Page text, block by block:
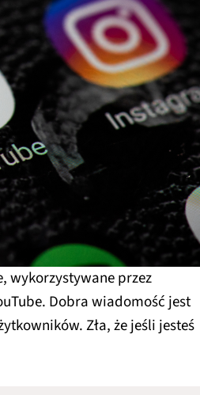
wykorzystywane przez
Dobra wiadomość jest
Zła, że jeśli jesteś